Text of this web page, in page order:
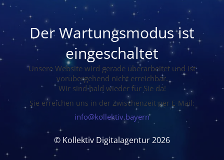
Der Wartungsmodus ist
eingeschaltet
Unsere Website wird gerade überarbeitet und ist
vorübergehend nicht erreichbar.
Wir sind bald wieder für Sie da!
Sie erreichen uns in der Zwischenzeit per E-Mail:
info@kollektiv.bayern
© Kollektiv Digitalagentur 2026